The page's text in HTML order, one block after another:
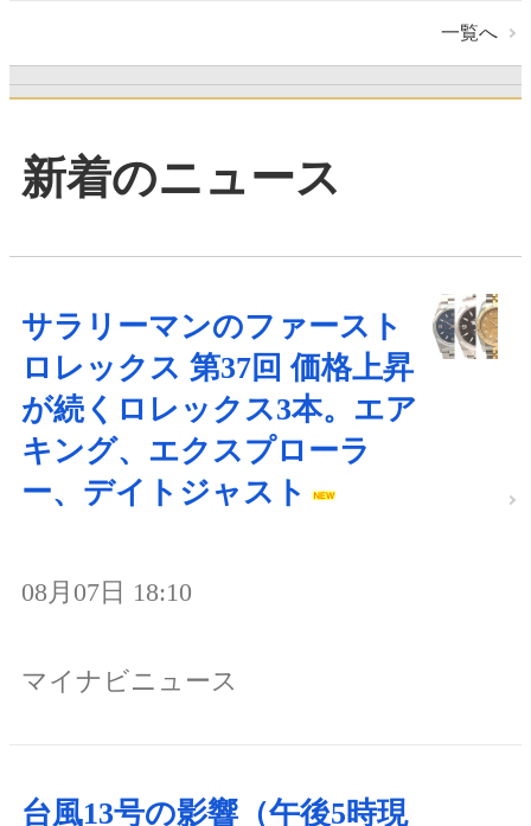
一覧へ
新着のニュース
サラリーマンのファースト
ロレックス 第37回 価格上昇
が続くロレックス3本。エア
キング、エクスプローラ
ー、デイトジャスト
08月07日 18:10
マイナビニュース
台風13号の影響（午後5時現